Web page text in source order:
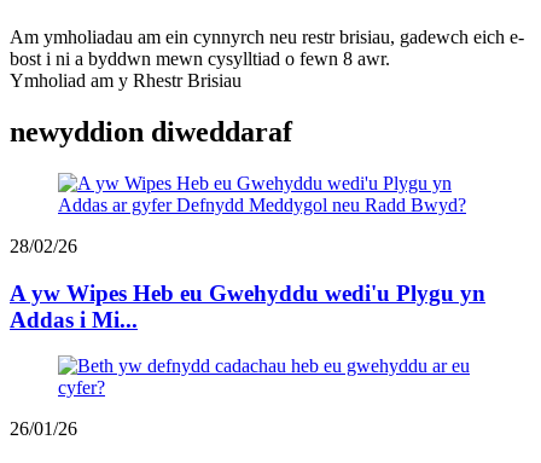
Am ymholiadau am ein cynnyrch neu restr brisiau, gadewch eich e-
bost i ni a byddwn mewn cysylltiad o fewn 8 awr.
Ymholiad am y Rhestr Brisiau
newyddion diweddaraf
28/02/26
A yw Wipes Heb eu Gwehyddu wedi'u Plygu yn
Addas i Mi...
26/01/26